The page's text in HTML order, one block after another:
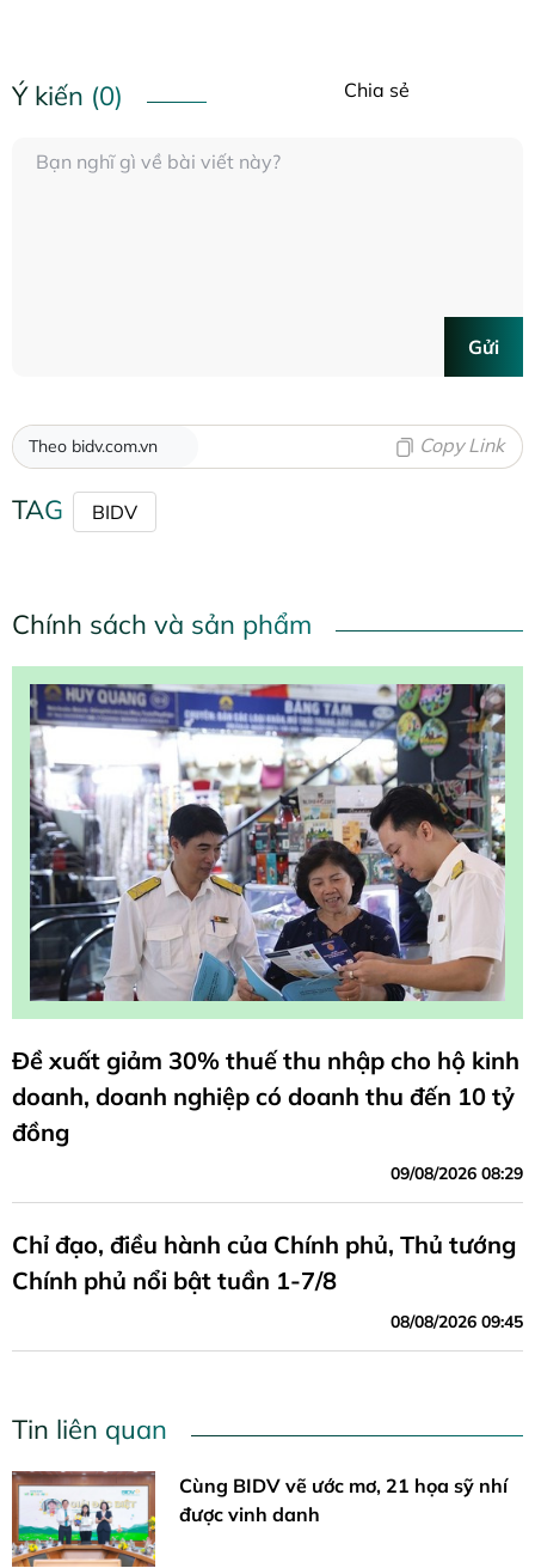
Ý kiến (0) Chia sẻ
Gửi
Theo bidv.com.vn Copy Link
TAG BIDV
Chính sách và sản phẩm
Đề xuất giảm 30% thuế thu nhập cho hộ kinh
doanh, doanh nghiệp có doanh thu đến 10 tỷ
đồng
09/08/2026 08:29
Chỉ đạo, điều hành của Chính phủ, Thủ tướng
Chính phủ nổi bật tuần 1-7/8
08/08/2026 09:45
Tin liên quan
Cùng BIDV vẽ ước mơ, 21 họa sỹ nhí
được vinh danh